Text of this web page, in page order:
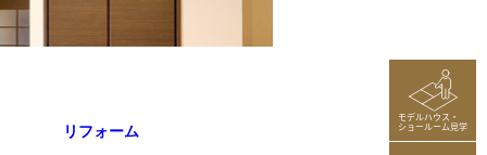
モデルハウス・
ショールーム見学
リフォーム